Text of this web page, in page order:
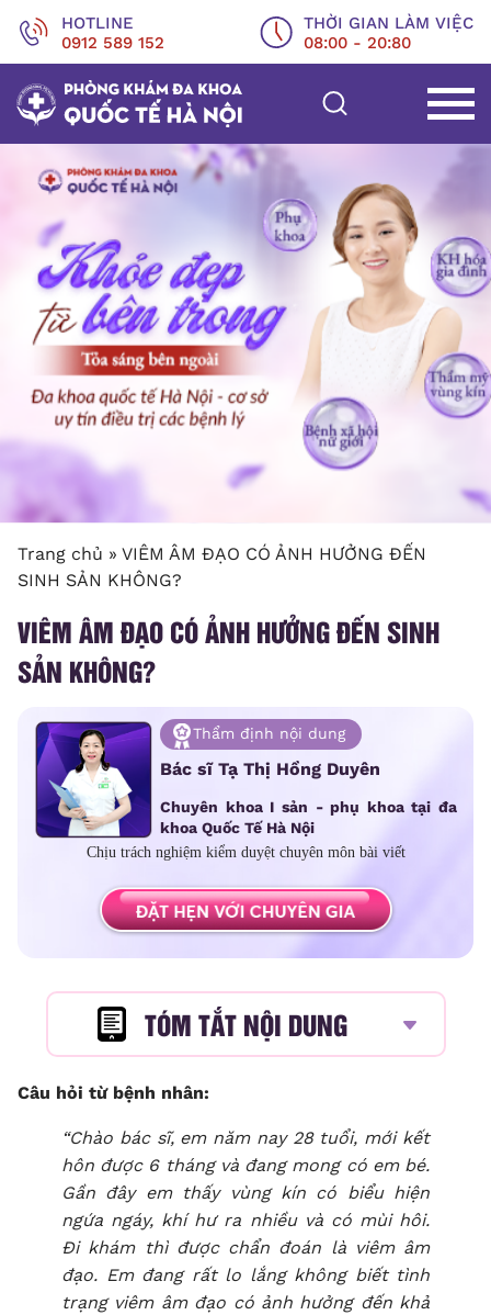
HOTLINE
0912 589 152
THỜI GIAN LÀM VIỆC
08:00 - 20:80
Trang chủ » VIÊM ÂM ĐẠO CÓ ẢNH HƯỞNG ĐẾN
SINH SẢN KHÔNG?
VIÊM ÂM ĐẠO CÓ ẢNH HƯỞNG ĐẾN SINH
SẢN KHÔNG?
Thẩm định nội dung
Bác sĩ Tạ Thị Hồng Duyên
Chuyên khoa I sản - phụ khoa tại đa
khoa Quốc Tế Hà Nội
Chịu trách nghiệm kiểm duyệt chuyên môn bài viết
TÓM TẮT NỘI DUNG
Câu hỏi từ bệnh nhân:
“Chào bác sĩ, em năm nay 28 tuổi, mới kết
hôn được 6 tháng và đang mong có em bé.
Gần đây em thấy vùng kín có biểu hiện
ngứa ngáy, khí hư ra nhiều và có mùi hôi.
Đi khám thì được chẩn đoán là viêm âm
đạo. Em đang rất lo lắng không biết tình
trạng viêm âm đạo có ảnh hưởng đến khả